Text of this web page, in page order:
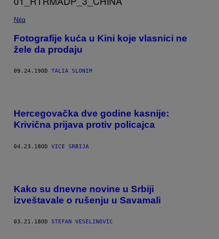
Νέα
Fotografije kuća u Kini koje vlasnici ne
žele da prodaju
09.24.19OD TALIA SLONIM
Hercegovačka dve godine kasnije:
Krivična prijava protiv policajca
04.23.18OD VICE SRBIJA
Kako su dnevne novine u Srbiji
izveštavale o rušenju u Savamali
03.21.18OD STEFAN VESELINOVIC